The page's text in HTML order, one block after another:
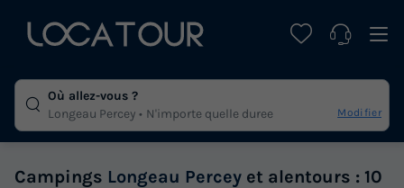
Où allez-vous ?
Longeau Percey
N'importe quelle duree Modifier
Campings Longeau Percey et alentours : 10